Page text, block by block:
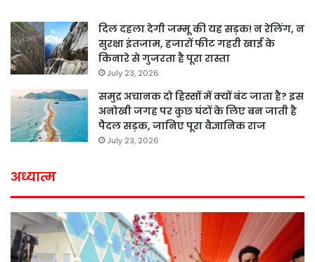
दिल दहला देगी जम्मू की यह सड़क! न रेलिंग, न
सुरक्षा इंतजाम, हजारों फीट गहरी खाई के
किनारे से गुजरता है पूरा रास्ता
July 23, 2026
समुद्र अचानक दो हिस्सों में क्यों बंट जाता है? इस
अनोखी जगह पर कुछ घंटों के लिए बन जाती है
पैदल सड़क, जानिए पूरा वैज्ञानिक राज
July 23, 2026
अध्यात्म